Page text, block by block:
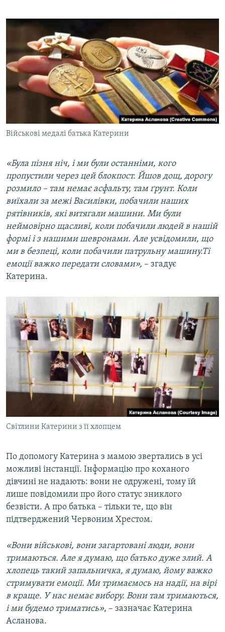
Auto 240p 360p 480p
720p 1080p
480p
1080p
Військові медалі батька Катерини
«Була пізня ніч, і ми були останніми, кого
пропустили через цей блокпост. Йшов дощ, дорогу
розмило – там немає асфальту, там ґрунт. Коли
виїхали за межі Василівки, побачили наших
рятівників, які витягали машини. Ми були
неймовірно щасливі, коли побачили людей в нашій
формі і з нашими шевронами. Але усвідомили, що
ми в безпеці, коли побачили патрульну машину.Ті
емоції важко передати словами», – згадує
Катерина.
Світлини Катерини з її хлопцем
По допомогу Катерина з мамою звертались в усі
можливі інстанції. Інформацію про коханого
дівчині не надають: вони не одружені, тому їй
лише повідомили про його статус зниклого
безвісти. А про батька – тільки те, що він
підтверджений Червоним Хрестом.
«Вони військові, вони загартовані люди, вони
тримаються. Але я думаю, що батько дуже злий. А
хлопець такий запальничка, я думаю, йому важко
стримувати емоції. Ми тримаємось на надії, на вірі
в краще. У нас немає вибору. Вони там тримаються,
і ми будемо триматись», – зазначає Катерина
Асланова.